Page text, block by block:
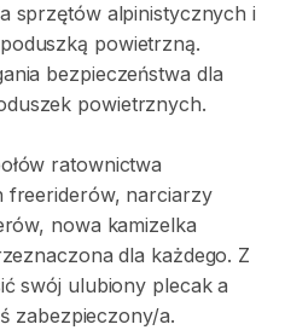
sprzętów alpinistycznych i
poduszką powietrzną.
bezpieczeństwa dla
powietrznych.
ratownictwa
freeriderów​,​ narciarzy
​,​ nowa kamizelka
dla każdego. Z
swój ulubiony plecak a
zabezpieczony​/​a.